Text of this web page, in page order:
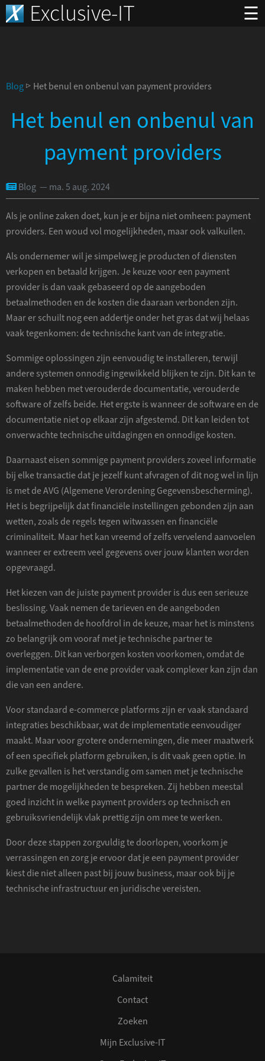
Exclusive-IT ☰
Blog▷ Het benul en onbenul van payment providers
Het benul en onbenul van
payment providers
Blog — ma. 5 aug. 2024
Als je online zaken doet, kun je er bijna niet omheen: payment
providers. Een woud vol mogelijkheden, maar ook valkuilen.
Als ondernemer wil je simpelweg je producten of diensten
verkopen en betaald krijgen. Je keuze voor een payment
provider is dan vaak gebaseerd op de aangeboden
betaalmethoden en de kosten die daaraan verbonden zijn.
Maar er schuilt nog een addertje onder het gras dat wij helaas
vaak tegenkomen: de technische kant van de integratie.
Sommige oplossingen zijn eenvoudig te installeren, terwijl
andere systemen onnodig ingewikkeld blijken te zijn. Dit kan te
maken hebben met verouderde documentatie, verouderde
software of zelfs beide. Het ergste is wanneer de software en de
documentatie niet op elkaar zijn afgestemd. Dit kan leiden tot
onverwachte technische uitdagingen en onnodige kosten.
Daarnaast eisen sommige payment providers zoveel informatie
bij elke transactie dat je jezelf kunt afvragen of dit nog wel in lijn
is met de AVG (Algemene Verordening Gegevensbescherming).
Het is begrijpelijk dat financiële instellingen gebonden zijn aan
wetten, zoals de regels tegen witwassen en financiële
criminaliteit. Maar het kan vreemd of zelfs vervelend aanvoelen
wanneer er extreem veel gegevens over jouw klanten worden
opgevraagd.
Het kiezen van de juiste payment provider is dus een serieuze
beslissing. Vaak nemen de tarieven en de aangeboden
betaalmethoden de hoofdrol in de keuze, maar het is minstens
zo belangrijk om vooraf met je technische partner te
overleggen. Dit kan verborgen kosten voorkomen, omdat de
implementatie van de ene provider vaak complexer kan zijn dan
die van een andere.
Voor standaard e-commerce platforms zijn er vaak standaard
integraties beschikbaar, wat de implementatie eenvoudiger
maakt. Maar voor grotere ondernemingen, die meer maatwerk
of een specifiek platform gebruiken, is dit vaak geen optie. In
zulke gevallen is het verstandig om samen met je technische
partner de mogelijkheden te bespreken. Zij hebben meestal
goed inzicht in welke payment providers op technisch en
gebruiksvriendelijk vlak prettig zijn om mee te werken.
Door deze stappen zorgvuldig te doorlopen, voorkom je
verrassingen en zorg je ervoor dat je een payment provider
kiest die niet alleen past bij jouw business, maar ook bij je
technische infrastructuur en juridische vereisten.
Calamiteit
Contact
Zoeken
Mijn Exclusive-IT